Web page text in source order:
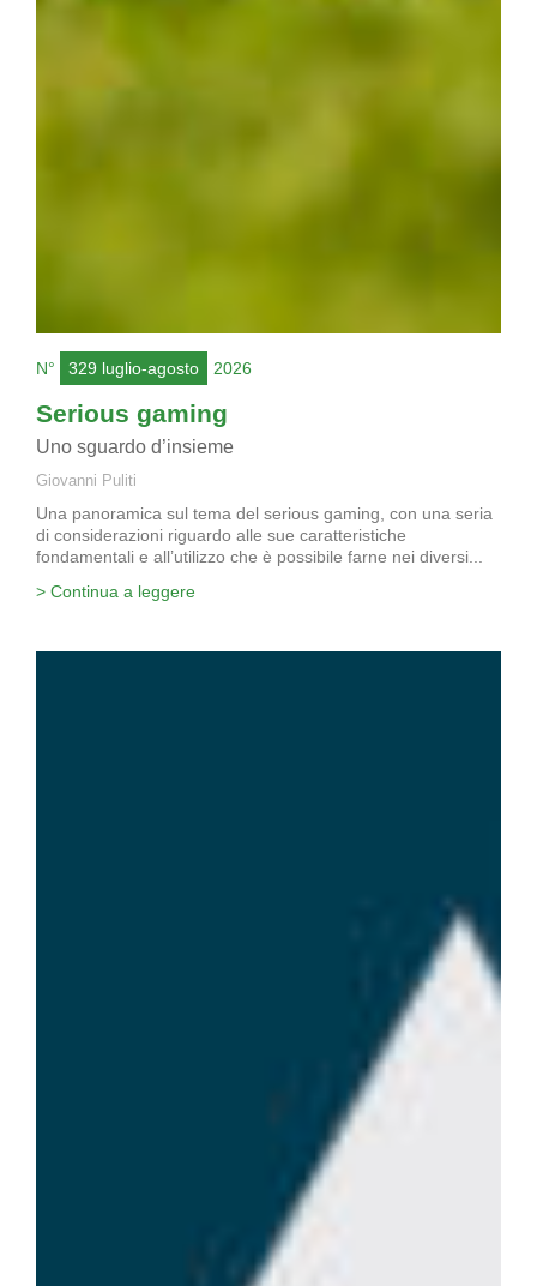
N° 329 luglio-agosto 2026
Serious gaming
Uno sguardo d’insieme
Giovanni Puliti
Una panoramica sul tema del serious gaming, con una seria
di considerazioni riguardo alle sue caratteristiche
fondamentali e all’utilizzo che è possibile farne nei diversi...
> Continua a leggere